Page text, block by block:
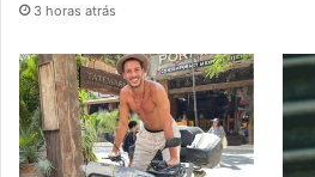
3 horas atrás